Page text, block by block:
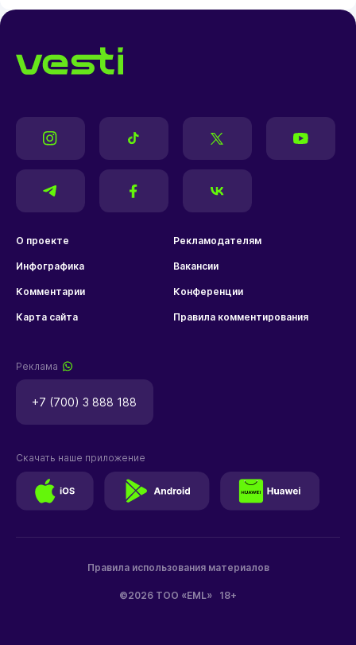
О проекте Рекламодателям
Инфографика Вакансии
Комментарии Конференции
Карта сайта Правила комментирования
Реклама
+7 (700) 3 888 188
©2026 ТОО «EML» 18+
Правила использования материалов
Скачать наше приложение